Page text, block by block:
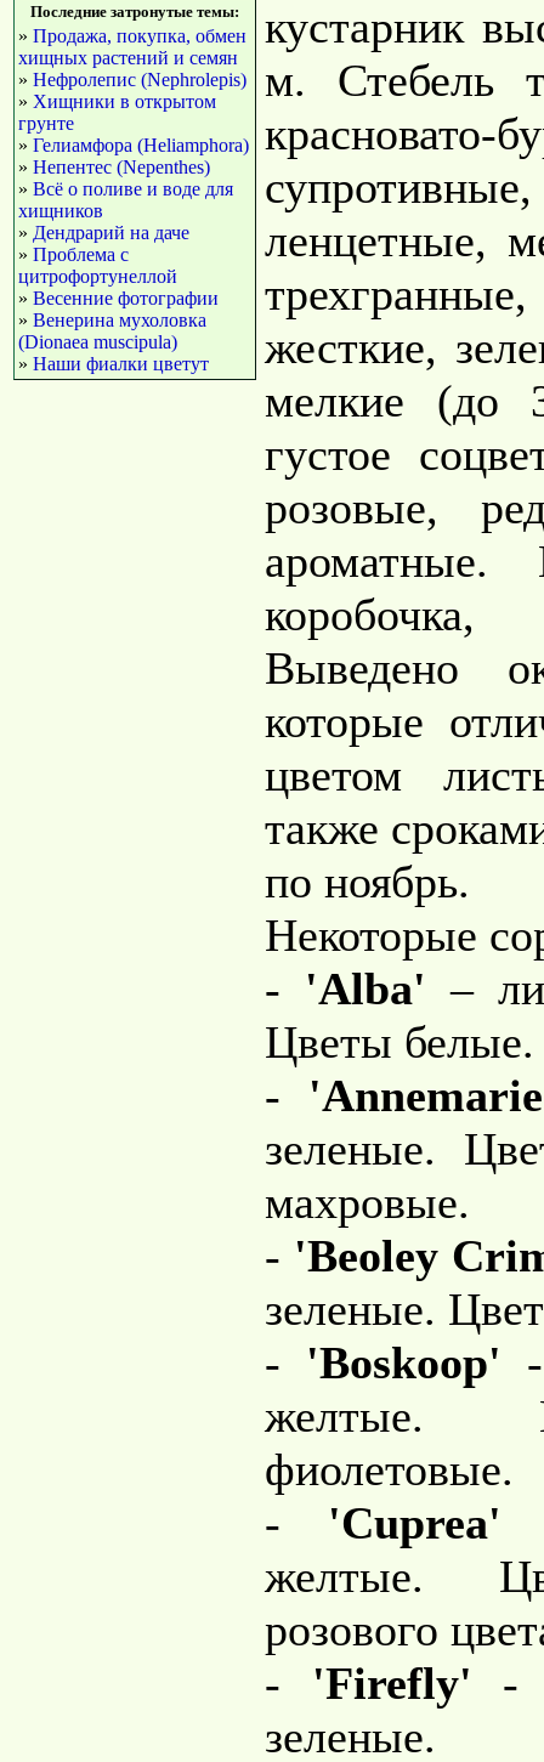
Последние затронутые темы:
» Продажа, покупка, обмен
хищных растений и семян
» Нефролепис (Nephrolepis)
» Хищники в открытом
грунте
» Гелиамфора (Heliamphora)
» Непентес (Nepenthes)
» Всё о поливе и воде для
хищников
» Дендрарий на даче
» Проблема с
цитрофортунеллой
» Весенние фотографии
» Венерина мухоловка
(Dionaea muscipula)
» Наши фиалки цветут
кустарник
м. Стебель
ленцетные,
жесткие,
мелкие (до
густое
розовые,
ароматные.
Выведено
которые
цветом
также
по ноябрь.
Некоторые
- 'Alba' –
Цветы белые.
-
зеленые.
махровые.
- 'Beoley
зеленые.
- 'Boskoop'
желтые.
фиолетовые.
- 'Cuprea'
желтые.
розового
- 'Firefly' -
зеленые.